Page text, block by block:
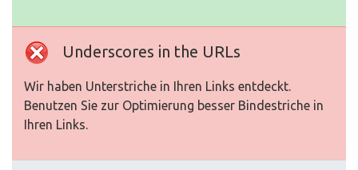
Underscores in the URLs
Wir haben Unterstriche in Ihren Links entdeckt.
Benutzen Sie zur Optimierung besser Bindestriche in
Ihren Links.